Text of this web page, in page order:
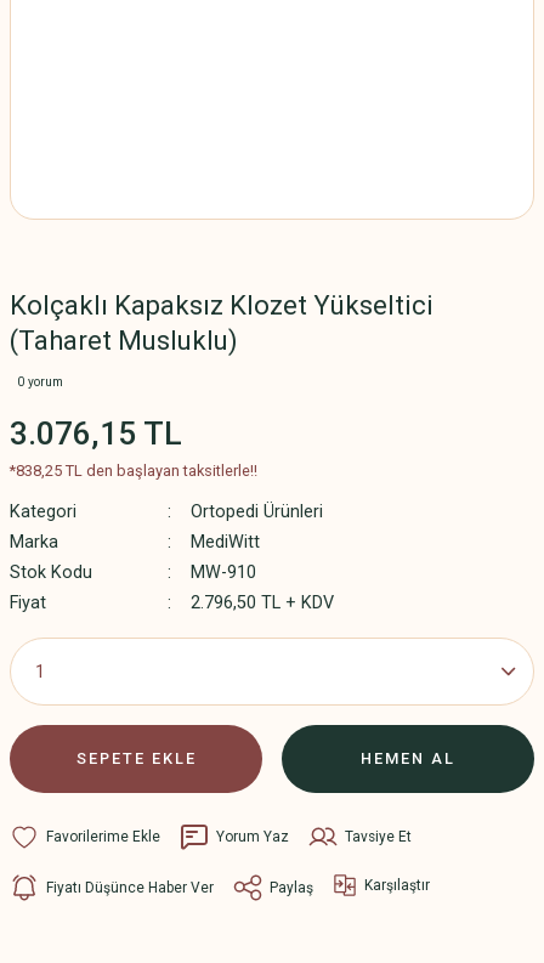
Kolçaklı Kapaksız Klozet Yükseltici
(Taharet Musluklu)
0 yorum
3.076,15 TL
*838,25 TL den başlayan taksitlerle!!
Kategori
Ortopedi Ürünleri
Marka
MediWitt
Stok Kodu
MW-910
Fiyat
2.796,50 TL + KDV
SEPETE EKLE HEMEN AL
Yorum Yaz Tavsiye Et
Fiyatı Düşünce Haber Ver Paylaş Karşılaştır